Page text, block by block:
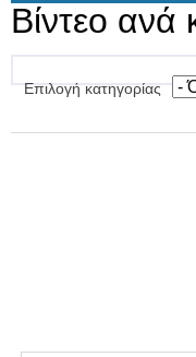
Βίντεο ανά
Επιλογή κατηγορίας